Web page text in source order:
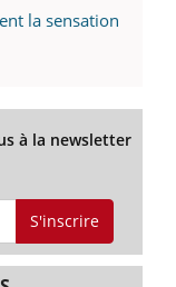
la sensation
à la newsletter
S'inscrire